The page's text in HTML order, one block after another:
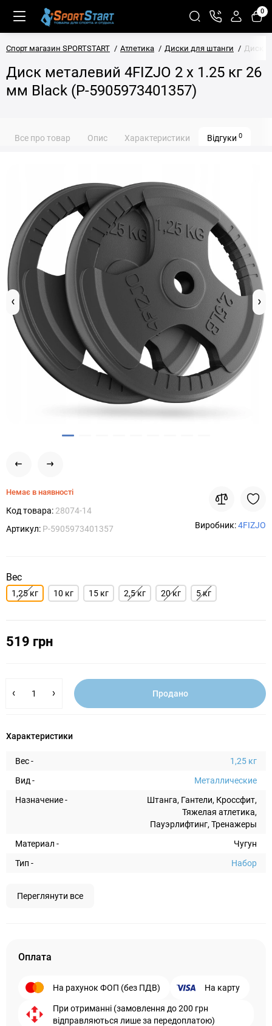
0
Спорт магазин SPORTSTART Атлетика Диски для штанги Диск
Диск металевий 4FIZJO 2 x 1.25 кг 26
мм Black (P-5905973401357)
Все про товар Опис Характеристики Відгуки 0
Немає в наявності
Код товара: 28074-14
Артикул: P-5905973401357 Виробник:4FIZJO
Вес
1,25 кг 10 кг 15 кг 2,5 кг 20 кг 5 кг
519 грн
Продано
Характеристики
Вес -
1,25 кг
Вид -
Металлические
Назначение -
Штанга, Гантели, Кроссфит,
Тяжелая атлетика,
Пауэрлифтинг, Тренажеры
Материал -
Чугун
Тип -
Набор
Переглянути все
Оплата
На рахунок ФОП (без ПДВ) На карту
При отриманні (замовлення до 200 грн
відправляються лише за передоплатою)